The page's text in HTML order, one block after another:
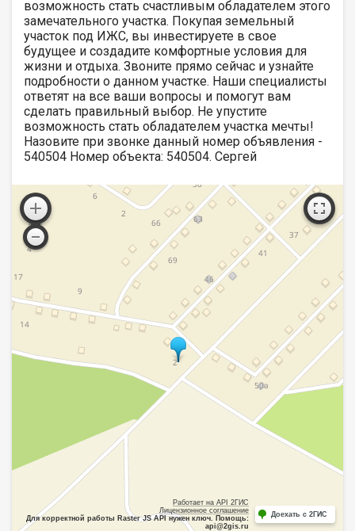
возможность стать счастливым обладателем этого
замечательного участка. Покупая земельный
участок под ИЖС, вы инвестируете в свое
будущее и создадите комфортные условия для
жизни и отдыха. Звоните прямо сейчас и узнайте
подробности о данном участке. Наши специалисты
ответят на все ваши вопросы и помогут вам
сделать правильный выбор. Не упустите
возможность стать обладателем участка мечты!
Назовите при звонке данный номер объявления -
540504 Номер объекта: 540504. Сергей
Работает на API 2ГИС
Лицензионное соглашение
Для корректной работы Raster JS API нужен ключ. Помощь:
api@2gis.ru
Доехать с 2ГИС